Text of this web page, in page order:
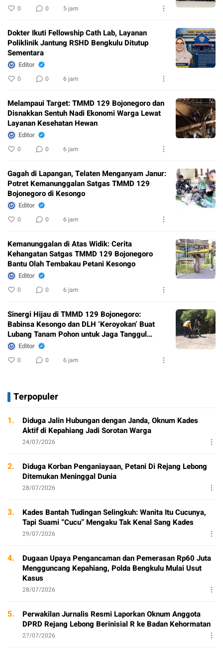
0 0 5 jam
Dokter Ikuti Fellowship Cath Lab, Layanan
Poliklinik Jantung RSHD Bengkulu Ditutup
Sementara
Editor
0 0 6 jam
Melampaui Target: TMMD 129 Bojonegoro dan
Disnakkan Sentuh Nadi Ekonomi Warga Lewat
Layanan Kesehatan Hewan
Editor
0 0 6 jam
Gagah di Lapangan, Telaten Menganyam Janur:
Potret Kemanunggalan Satgas TMMD 129
Bojonegoro di Kesongo
Editor
0 0 6 jam
Kemanunggalan di Atas Widik: Cerita
Kehangatan Satgas TMMD 129 Bojonegoro
Bantu Olah Tembakau Petani Kesongo
Editor
0 0 6 jam
Sinergi Hijau di TMMD 129 Bojonegoro:
Babinsa Kesongo dan DLH ‘Keroyokan’ Buat
Lubang Tanam Pohon untuk Jaga Tanggul
Sungai
Editor
0 0 6 jam
Terpopuler
1.
Diduga Jalin Hubungan dengan Janda, Oknum Kades
Aktif di Kepahiang Jadi Sorotan Warga
24/07/2026
2.
Diduga Korban Penganiayaan, Petani Di Rejang Lebong
Ditemukan Meninggal Dunia
28/07/2026
3.
Kades Bantah Tudingan Selingkuh: Wanita Itu Cucunya,
Tapi Suami “Cucu” Mengaku Tak Kenal Sang Kades
29/07/2026
4.
Dugaan Upaya Pengancaman dan Pemerasan Rp60 Juta
Mengguncang Kepahiang, Polda Bengkulu Mulai Usut
Kasus
28/07/2026
5.
Perwakilan Jurnalis Resmi Laporkan Oknum Anggota
DPRD Rejang Lebong Berinisial R ke Badan Kehormatan
27/07/2026